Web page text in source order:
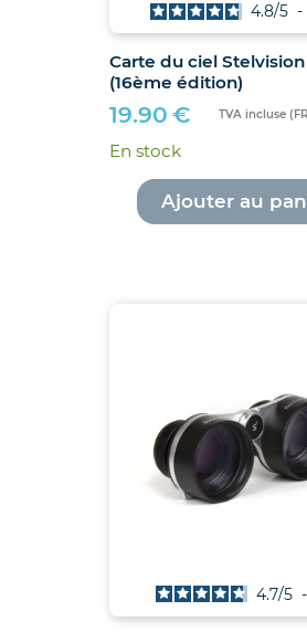
Carte du ciel Stelvision
(16ème édition)
4.8/5 -
19.90 € TVA incluse
En stock
Ajouter au
4.7/5 -